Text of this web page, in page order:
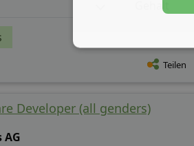
Gehalt
Teilen
Developer (all genders)
AG